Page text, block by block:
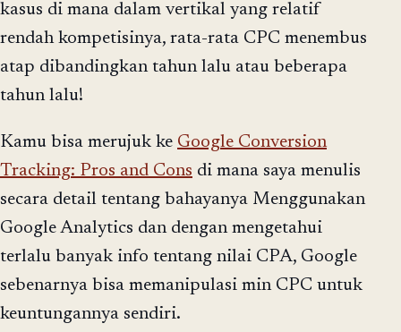
kasus di mana dalam vertikal yang relatif
rendah kompetisinya, rata-rata CPC menembus
atap dibandingkan tahun lalu atau beberapa
tahun lalu!
Kamu bisa merujuk ke Google Conversion
Tracking: Pros and Cons di mana saya menulis
secara detail tentang bahayanya Menggunakan
Google Analytics dan dengan mengetahui
terlalu banyak info tentang nilai CPA, Google
sebenarnya bisa memanipulasi min CPC untuk
keuntungannya sendiri.